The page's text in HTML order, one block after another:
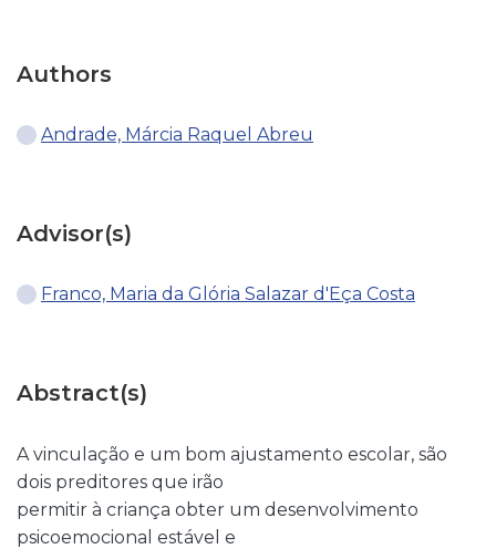
Authors
Andrade, Márcia Raquel Abreu
Advisor(s)
Franco, Maria da Glória Salazar d'Eça Costa
Abstract(s)
A vinculação e um bom ajustamento escolar, são
dois preditores que irão
permitir à criança obter um desenvolvimento
psicoemocional estável e